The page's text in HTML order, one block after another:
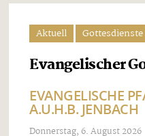
Aktuell Gottesdienste
Evangelischer
EVANGELISCHE
A.U.H.B. JENBACH
Donnerstag, 6. August 2026